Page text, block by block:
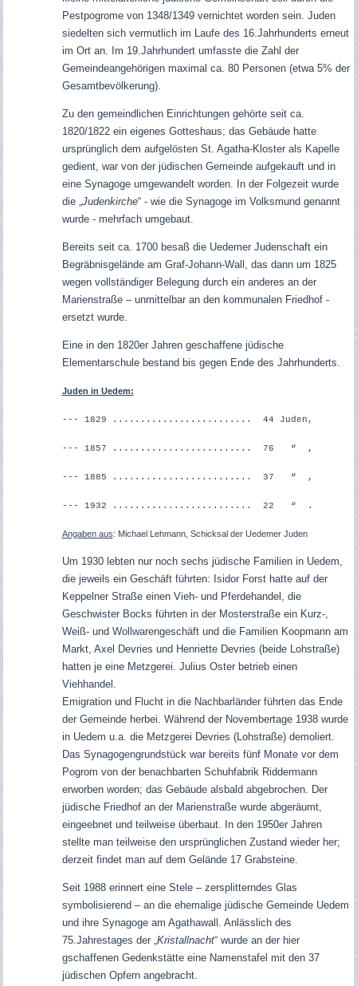
Pestpogrome von 1348/1349 vernichtet worden sein. Juden
siedelten sich vermutlich im Laufe des 16.Jahrhunderts erneut
im Ort an. Im 19.Jahrhundert umfasste die Zahl der
Gemeindeangehörigen maximal ca. 80 Personen (etwa 5% der
Gesamtbevölkerung).
Zu den gemeindlichen Einrichtungen gehörte seit ca.
1820/1822 ein eigenes Gotteshaus; das Gebäude hatte
ursprünglich dem aufgelösten St. Agatha-Kloster als Kapelle
gedient, war von der jüdischen Gemeinde aufgekauft und in
eine Synagoge umgewandelt worden. In der Folgezeit wurde
die„ Judenkirche“ - wie die Synagoge im Volksmund genannt
wurde - mehrfach umgebaut.
Bereits seit ca. 1700 besaß die Uedemer Judenschaft ein
Begräbnisgelände am Graf-Johann-Wall, das dann um 1825
wegen vollständiger Belegung durch ein anderes an der
Marienstraße – unmittelbar an den kommunalen Friedhof -
ersetzt wurde.
Eine in den 1820er Jahren geschaffene jüdische
Elementarschule bestand bis gegen Ende des Jahrhunderts.
Juden in Uedem:
--- 1829 ......................... 44 Juden,
--- 1857 ......................... 76 “ ,
--- 1885 ......................... 37 “ ,
--- 1932 ......................... 22 “ .
Angaben aus: Michael Lehmann, Schicksal der Uedemer Juden
Um 1930 lebten nur noch sechs jüdische Familien in Uedem,
die jeweils ein Geschäft führten: Isidor Forst hatte auf der
Keppelner Straße einen Vieh- und Pferdehandel, die
Geschwister Bocks führten in der Mosterstraße ein Kurz-,
Weiß- und Wollwarengeschäft und die Familien Koopmann am
Markt, Axel Devries und Henriette Devries (beide Lohstraße)
hatten je eine Metzgerei. Julius Oster betrieb einen
Viehhandel.
Emigration und Flucht in die Nachbarländer führten das Ende
der Gemeinde herbei. Während der Novembertage 1938 wurde
in Uedem u.a. die Metzgerei Devries (Lohstraße) demoliert.
Das Synagogengrundstück warbereits fünf Monate vor dem
Pogrom von der benachbarten Schuhfabrik Riddermann
erworben worden; das Gebäude alsbald abgebrochen.
Der
jüdische Friedhof an der Marienstraße wurde abgeräumt,
eingeebnet und teilweise überbaut. In den 1950er Jahren
stellte man teilweise den ursprünglichen Zustand wieder her;
derzeit findet man auf dem Gelände 17 Grabsteine.
Seit 1988 erinnert eine Stele – zersplitterndes Glas
symbolisierend – an die ehemalige jüdische Gemeinde Uedem
und ihre Synagoge am Agathawall. Anlässlich des
75.Jahrestages der „ Kristallnacht“ wurde an der hier
gschaffenen Gedenkstätte eine Namenstafel mit den 37
jüdischen Opfern angebracht.